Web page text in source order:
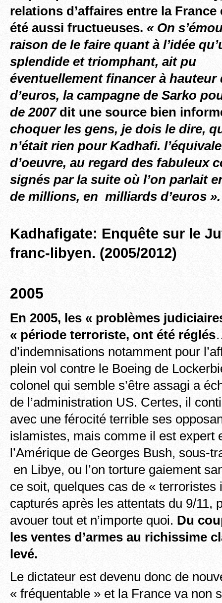
relations d’affaires entre la France
été aussi fructueuses. « On
raison de le faire quant à l’idée
splendide et triomphant, ait pu
éventuellement financer à hauteur
d’euros, la campagne de Sarko
de 2007dit une source bien
choquer les gens, je dois le dire,
n’était rien pour Kadhafi.
d’oeuvre, au regard des fabuleux
signés par la suite où l’on parlait
de millions, en milliards d’euros ».
Kadhafigate: Enquête sur le
franc-libyen. (2005/2012)
2005
En 2005, les « problèmes
« période terroriste, ont été réglés
d’indemnisations notamment pour
plein vol contre le Boeing de
colonel qui semble s’être assagi a
de l’administration US. Certes, il
avec une férocité terrible ses
islamistes, mais comme il est expert
l’Amérique de Georges Bush, sous-
en Libye, ou l’on torture gaiement
ce soit, quelques cas de « terroristes
capturés après les attentats du 9/11,
avouer tout et n’importe quoi. Du
les ventes d’armes au richissime
levé.
Le dictateur est devenu donc de
« fréquentable » et la France va non